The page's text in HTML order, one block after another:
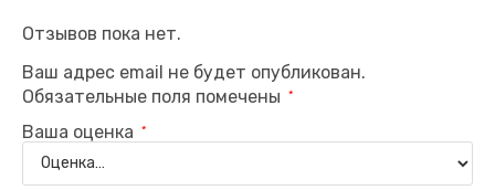
Отзывов пока нет.
Ваш адрес email не будет опубликован.
Обязательные поля помечены
*
Ваша оценка *